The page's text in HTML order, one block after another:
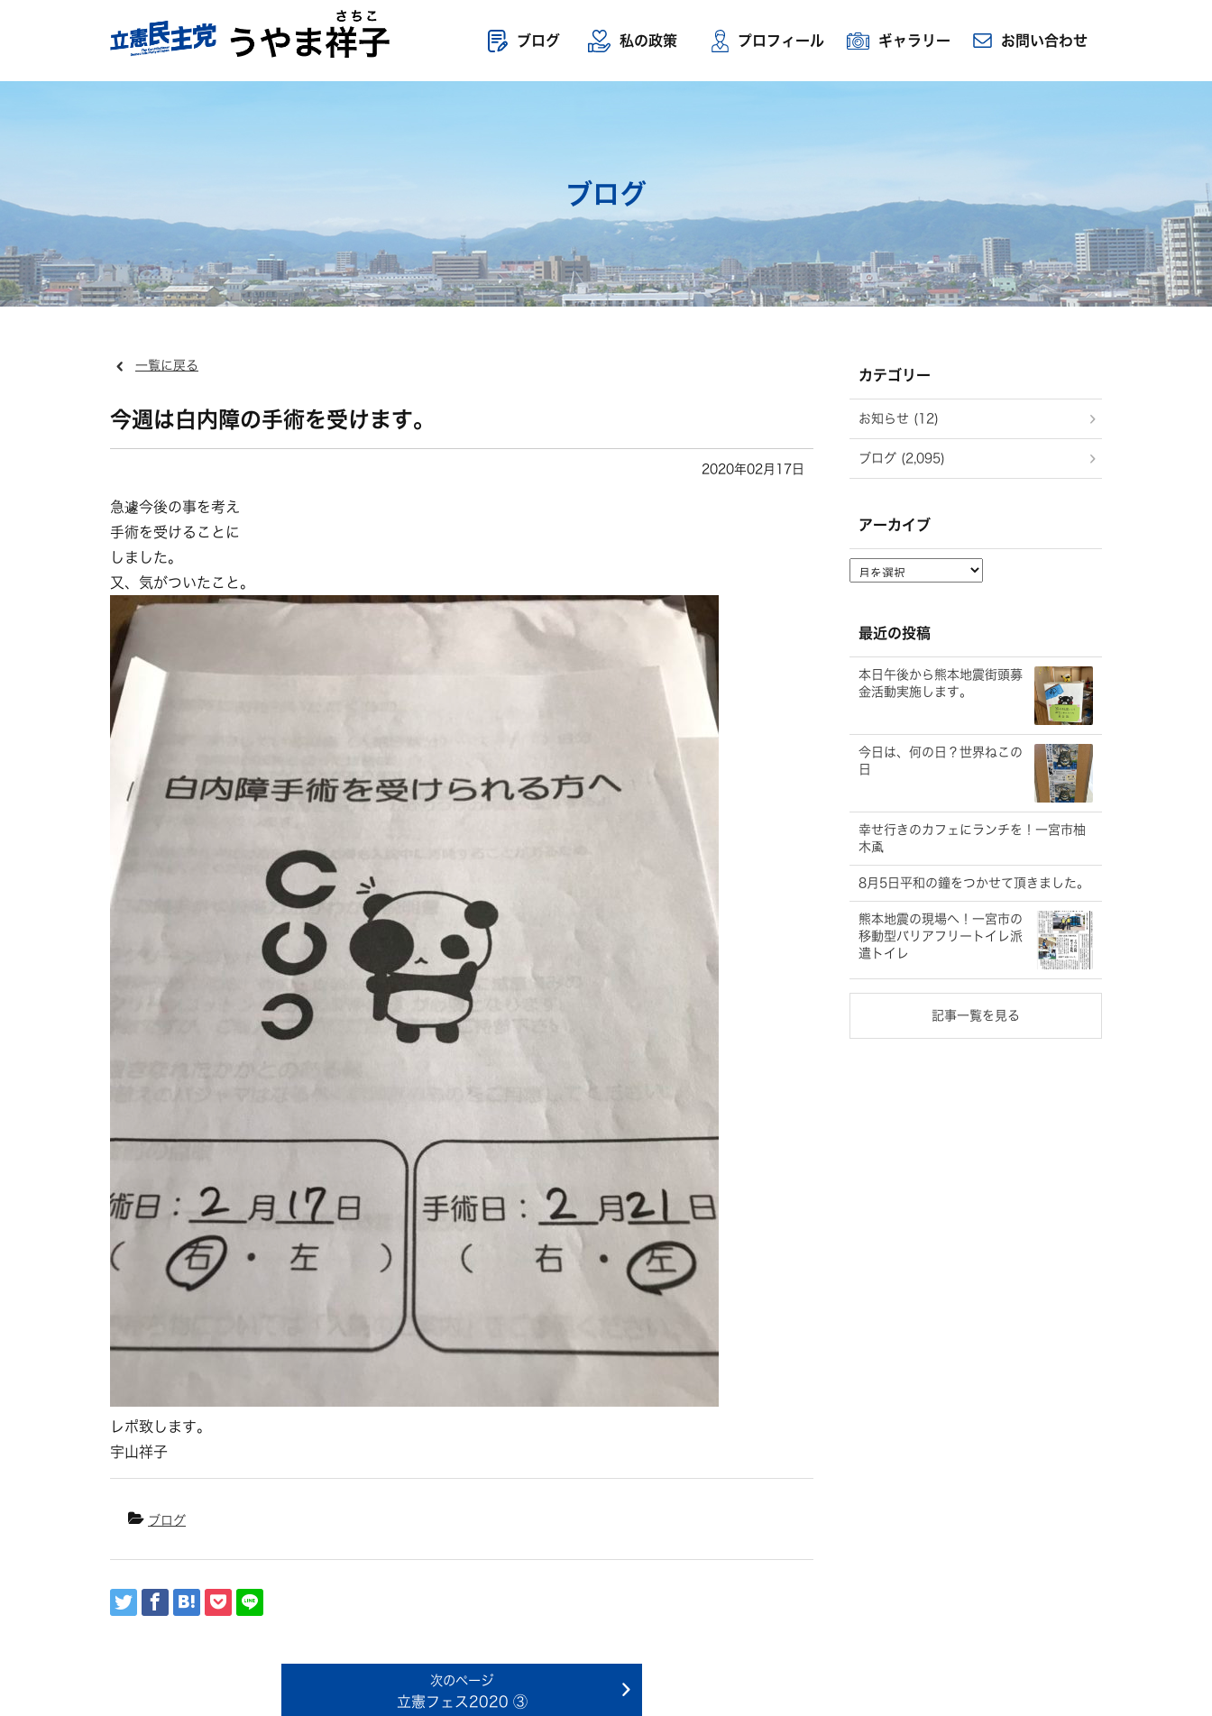
ブログ 私の政策 プロフィール ギャラリー お問い合わせ
ブログ
一覧に戻る
今週は白内障の手術を受けます。
2020年02月17日
急遽今後の事を考え
手術を受けることに
しました。
又、気がついたこと。
レポ致します。
宇山祥子
ブログ
立憲フェス2020 ③
カテゴリー
お知らせ (12)
ブログ (2,095)
アーカイブ
ア
ー
ブ
最近の投稿
本日午後から熊本地震街頭募
金活動実施します。
今日は、何の日？世界ねこの
日
幸せ行きのカフェにランチを！一宮市柚
木颪
8月5日平和の鐘をつかせて頂きました。
熊本地震の現場へ！一宮市の
移動型バリアフリートイレ派
遣トイレ
記事一覧を見る